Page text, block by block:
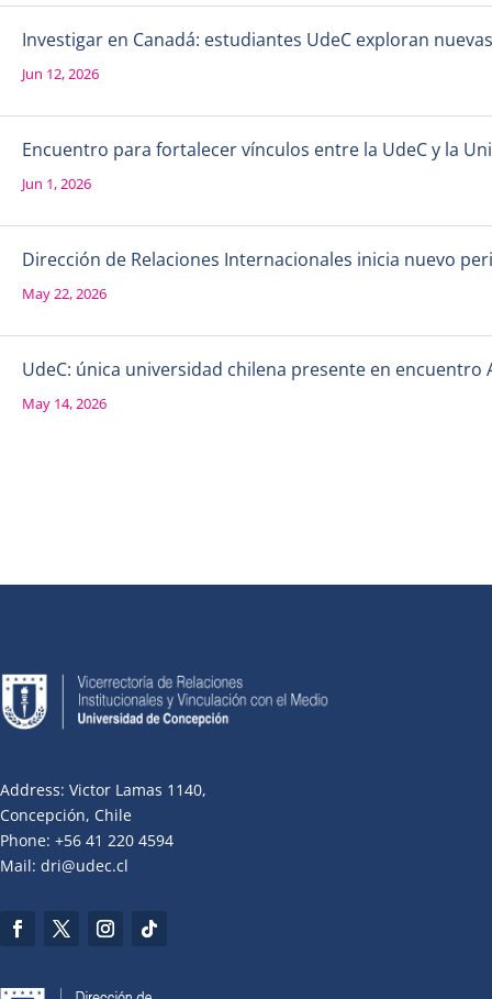
Investigar en Canadá: estudiantes UdeC exploran
Jun 12, 2026
Encuentro para fortalecer vínculos entre la UdeC y la
Jun 1, 2026
Dirección de Relaciones Internacionales inicia nuevo
May 22, 2026
UdeC: única universidad chilena presente en
May 14, 2026
Address: Victor Lamas 1140,
Concepción, Chile
Phone: +56 41 220 4594
Mail: dri@udec.cl